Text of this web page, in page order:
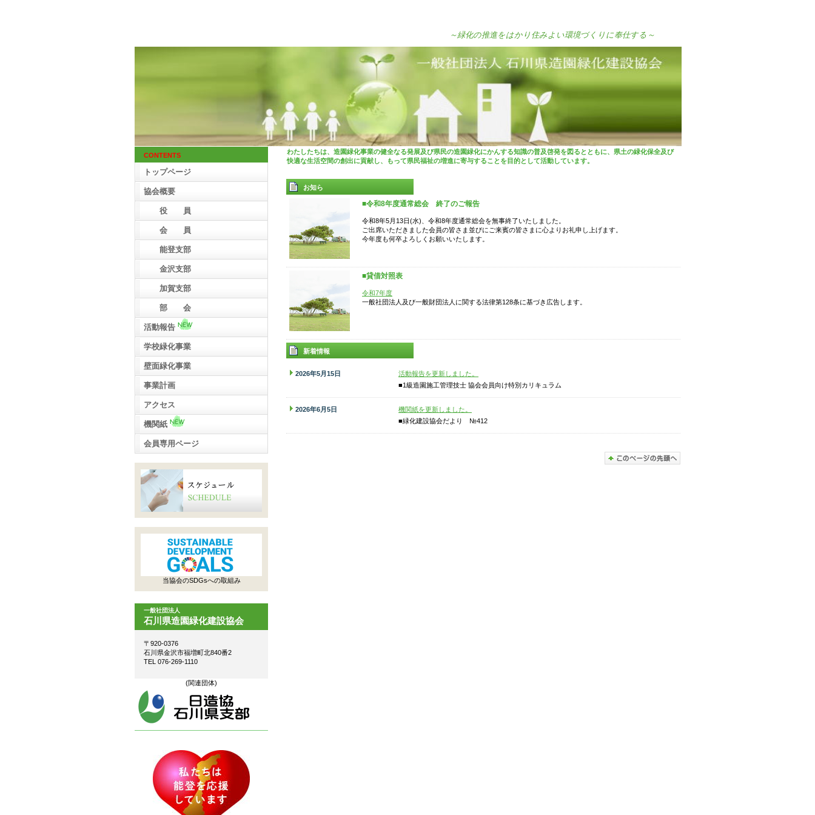
～緑化の推進をはかり住みよい環境づくりに奉仕する～
わたしたちは、造園緑化事業の健全なる発展及び県民の造園緑化にかんする知識の普及啓発を図るとともに、県土の緑化保全及び
快適な生活空間の創出に貢献し、もって県民福祉の増進に寄与することを目的として活動しています。
お知ら
■令和8年度通常総会 終了のご報告
令和8年5月13日(水)、令和8年度通常総会を無事終了いたしました。
ご出席いただきました会員の皆さま並びにご来賓の皆さまに心よりお礼申し上げます。
今年度も何卒よろしくお願いいたします。
■貸借対照表
令和7年度
一般社団法人及び一般財団法人に関する法律第128条に基づき広告します。
新着情報
2026年5月15日
活動報告を更新しました。
■1級造園施工管理技士 協会会員向け特別カリキュラム
2026年6月5日
機関紙を更新しました。
■緑化建設協会だより №412
CONTENTS
トップページ
協会概要
役 員
会 員
能登支部
金沢支部
加賀支部
部 会
活動報告
学校緑化事業
壁面緑化事業
事業計画
アクセス
機関紙
会員専用ページ
当協会のSDGsへの取組み
一般社団法人
石川県造園緑化建設協会
〒920-0376
石川県金沢市福増町北840番2
TEL 076-269-1110
(関連団体)